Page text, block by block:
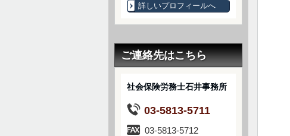
詳しいプロフィールへ
ご連絡先はこちら
社会保険労務士石井事務所
03-5813-5711
03-5813-5712